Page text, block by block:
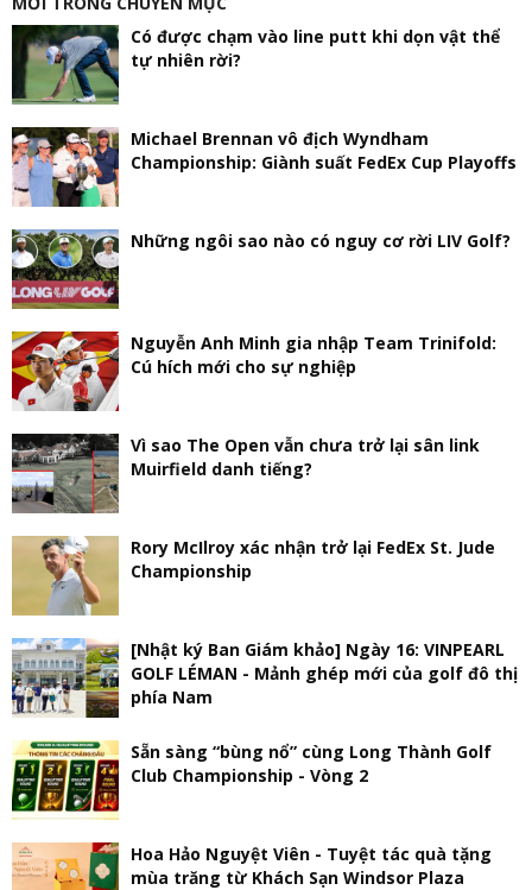
Có được chạm vào line putt khi dọn vật thể
tự nhiên rời?
Michael Brennan vô địch Wyndham
Championship: Giành suất FedEx Cup Playoffs
Những ngôi sao nào có nguy cơ rời LIV Golf?
Nguyễn Anh Minh gia nhập Team Trinifold:
Cú hích mới cho sự nghiệp
Vì sao The Open vẫn chưa trở lại sân link
Muirfield danh tiếng?
Rory McIlroy xác nhận trở lại FedEx St. Jude
Championship
[Nhật ký Ban Giám khảo] Ngày 16: VINPEARL
GOLF LÉMAN - Mảnh ghép mới của golf đô thị
phía Nam
Sẵn sàng “bùng nổ” cùng Long Thành Golf
Club Championship - Vòng 2
Hoa Hảo Nguyệt Viên - Tuyệt tác quà tặng
mùa trăng từ Khách Sạn Windsor Plaza